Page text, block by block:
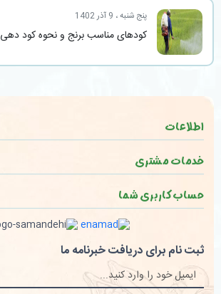
پنج شنبه ، 9 آذر 1402
کودهای مناسب برنج و نحوه کود دهی
اطلاعات
خدمات مشتری
حساب کاربری شما
ثبت نام برای دریافت خبرنامه ما